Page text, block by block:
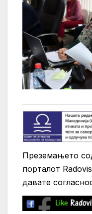
Преземањето
порталот
давате